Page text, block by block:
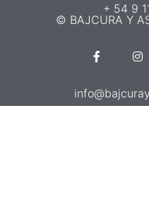
+ 54 9
© BAJCURA Y